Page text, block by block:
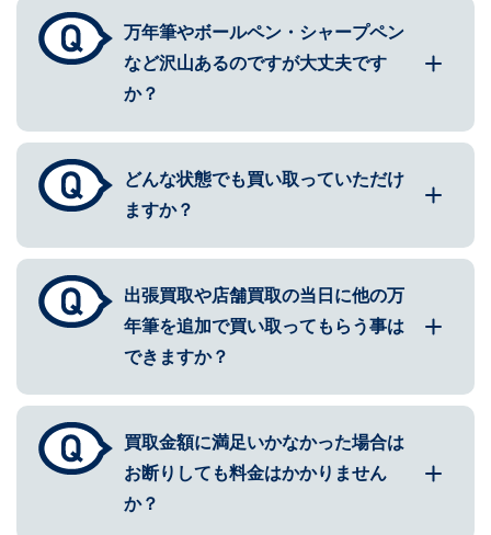
万年筆やボールペン・シャープペン
など沢山あるのですが大丈夫です
か？
どんな状態でも買い取っていただけ
ますか？
出張買取や店舗買取の当日に他の万
年筆を追加で買い取ってもらう事は
できますか？
買取金額に満足いかなかった場合は
お断りしても料金はかかりません
か？